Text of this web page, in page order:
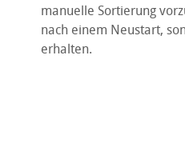
manuelle Sortierung
nach einem Neustart,
erhalten.